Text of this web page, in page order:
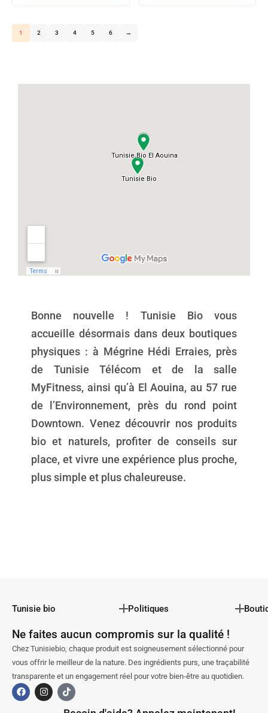
1 2 3 4 5 6 →
Bonne nouvelle ! Tunisie Bio vous
accueille désormais dans deux boutiques
physiques : à Mégrine Hédi Erraies, près
de Tunisie Télécom et de la salle
MyFitness, ainsi qu’à El Aouina, au 57 rue
de l’Environnement, près du rond point
Downtown. Venez découvrir nos produits
bio et naturels, profiter de conseils sur
place, et vivre une expérience plus proche,
plus simple et plus chaleureuse.
Tunisie bio Politiques
Ne faites aucun compromis sur la qualité !
Chez Tunisiebio, chaque produit est soigneusement sélectionné pour
vous offrir le meilleur de la nature. Des ingrédients purs, une traçabilité
transparente et un engagement réel pour votre bien-être au quotidien.